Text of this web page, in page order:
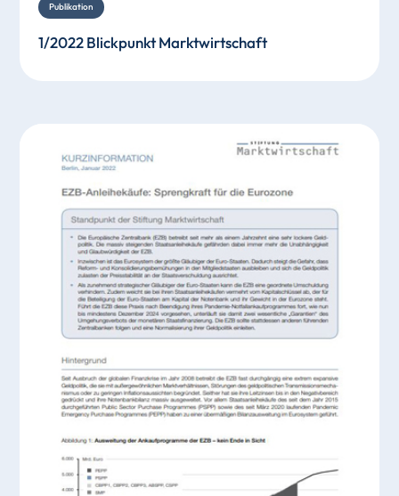
Publikation
1/2022 Blickpunkt Marktwirtschaft